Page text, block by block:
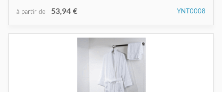
à partir de 53,94 € YNT0008